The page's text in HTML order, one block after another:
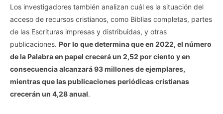
Los investigadores también analizan cuál es la situación del
acceso de recursos cristianos, como Biblias completas, partes
de las Escrituras impresas y distribuidas, y otras
publicaciones. Por lo que determina que en 2022, el número
de la Palabra en papel crecerá un 2,52 por ciento y en
consecuencia alcanzará 93 millones de ejemplares,
mientras que las publicaciones periódicas cristianas
crecerán un 4,28 anual.